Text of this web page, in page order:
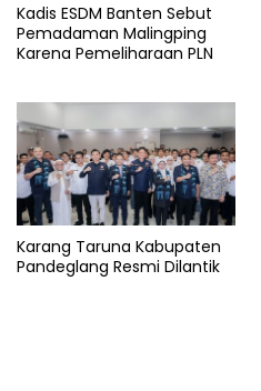
Kadis ESDM Banten Sebut
Pemadaman Malingping
Karena Pemeliharaan PLN
Karang Taruna Kabupaten
Pandeglang Resmi Dilantik